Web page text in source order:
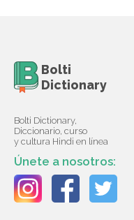
Bolti
Dictionary
Bolti Dictionary,
Diccionario, curso
y cultura Hindi en línea
Únete a nosotros: